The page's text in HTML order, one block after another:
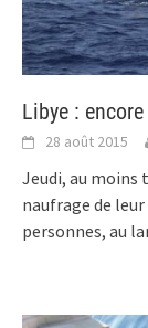
Libye :
28 août 2015
Jeudi, au moins
naufrage de
personnes, au